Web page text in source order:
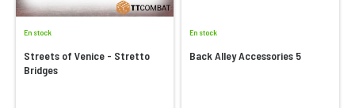
En stock
Streets of Venice - Stretto
Bridges
En stock
Back Alley Accessories 5